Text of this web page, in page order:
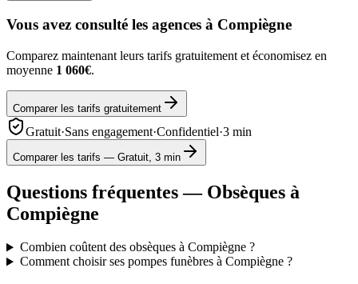
Vous avez consulté les agences à Compiègne
Comparez maintenant leurs tarifs gratuitement et économisez en
moyenne 1 060€.
Comparer les tarifs gratuitement
Gratuit·Sans engagement·Confidentiel·3 min
Comparer les tarifs — Gratuit, 3 min
Questions fréquentes — Obsèques à
Compiègne
Combien coûtent des obsèques à Compiègne ?
Comment choisir ses pompes funèbres à Compiègne ?